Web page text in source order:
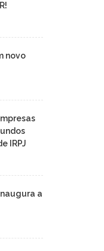
novo
IRPJ
a